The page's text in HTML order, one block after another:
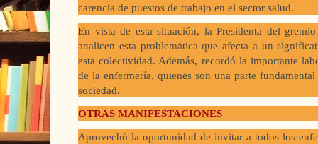
carencia de puestos de trabajo en el sector salud.
En vista de esta situación, la Presidenta del
analicen esta problemática que afecta a un
esta colectividad. Además, recordó la importante
de la enfermería, quienes son una parte
sociedad.
OTRAS MANIFESTACIONES
Aprovechó la oportunidad de invitar a todos los